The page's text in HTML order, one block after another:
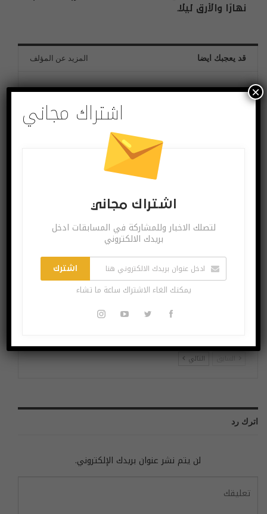
نهارًا والأرق ليلًا
قد يعجبك ايضا المزيد عن المؤلف
تطبيقات وبرامج أخبار شبكات
ما هو مصير انترنت
مرض السكري وحب
الشباب واستشارات طبية
مختلفة في تطبيقات صحية
إذا كنت تخطط لمسارك
الوظيفي تعرّف على المهن
المهددة بالزوال بسبب
السابق التالي
اترك رد
لن يتم نشر عنوان بريدك الإلكتروني.
اشتراك مجاني
اشتراك مجاني
لتصلك الاخبار وللمشاركة في المسابقات ادخل
بريدك الالكتروني
اشترك
يمكنك الغاء الاشتراك ساعة ما تشاء
×